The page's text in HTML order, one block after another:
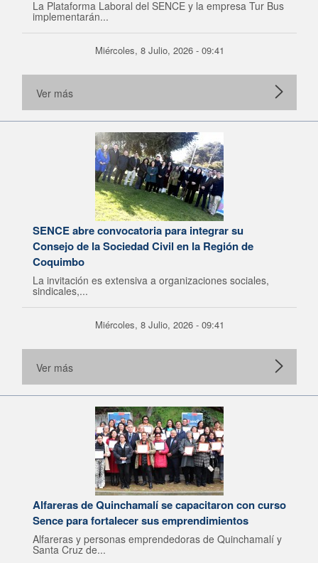
La Plataforma Laboral del SENCE y la empresa Tur Bus
implementarán...
Miércoles, 8 Julio, 2026 - 09:41
Ver más
SENCE abre convocatoria para integrar su
Consejo de la Sociedad Civil en la Región de
Coquimbo
La invitación es extensiva a organizaciones sociales,
sindicales,...
Miércoles, 8 Julio, 2026 - 09:41
Ver más
Alfareras de Quinchamalí se capacitaron con curso
Sence para fortalecer sus emprendimientos
Alfareras y personas emprendedoras de Quinchamalí y
Santa Cruz de...